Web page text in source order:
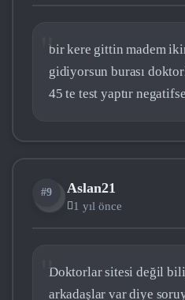
bir kere gittin madem
gidiyorsun burası
45 te test yaptır
#9
AS
Aslan21
1 yıl önce
Doktorlar sitesi değil
arkadaşlar var diye